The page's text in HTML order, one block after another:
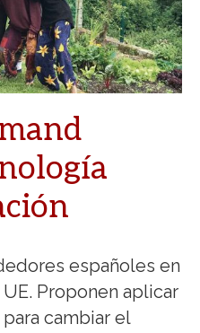
españoles en
Proponen aplicar
cambiar el